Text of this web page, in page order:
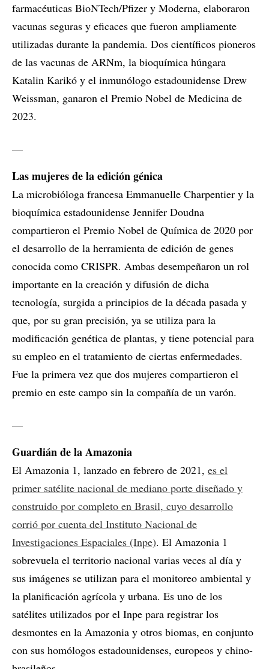
farmacéuticas BioNTech/Pfizer y Moderna, elaboraron
vacunas seguras y eficaces que fueron ampliamente
utilizadas durante la pandemia. Dos científicos pioneros
de las vacunas de ARNm, la bioquímica húngara
Katalin Karikó y el inmunólogo estadounidense Drew
Weissman, ganaron el Premio Nobel de Medicina de
2023.
Las mujeres de la edición génica
La microbióloga francesa Emmanuelle Charpentier y la
bioquímica estadounidense Jennifer Doudna
compartieron el Premio Nobel de Química de 2020 por
el desarrollo de la herramienta de edición de genes
conocida como CRISPR. Ambas desempeñaron un rol
importante en la creación y difusión de dicha
tecnología, surgida a principios de la década pasada y
que, por su gran precisión, ya se utiliza para la
modificación genética de plantas, y tiene potencial para
su empleo en el tratamiento de ciertas enfermedades.
Fue la primera vez que dos mujeres compartieron el
premio en este campo sin la compañía de un varón.
Guardián de la Amazonia
El Amazonia 1, lanzado en febrero de 2021, es el
primer satélite nacional de mediano porte diseñado y
construido por completo en Brasil, cuyo desarrollo
corrió por cuenta del Instituto Nacional de
Investigaciones Espaciales (Inpe). El Amazonia 1
sobrevuela el territorio nacional varias veces al día y
sus imágenes se utilizan para el monitoreo ambiental y
la planificación agrícola y urbana. Es uno de los
satélites utilizados por el Inpe para registrar los
desmontes en la Amazonia y otros biomas, en conjunto
con sus homólogos estadounidenses, europeos y chino-